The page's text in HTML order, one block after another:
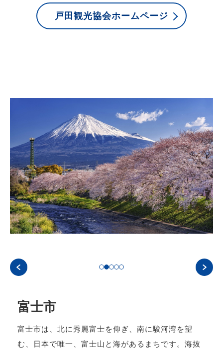
戸田観光協会ホームページ
富士市
富士市は、北に秀麗富士を仰ぎ、南に駿河湾を望
む、日本で唯一、富士山と海があるまちです。海抜